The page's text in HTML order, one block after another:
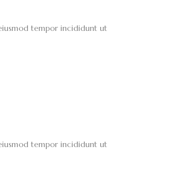
tempor incididunt ut
tempor incididunt ut